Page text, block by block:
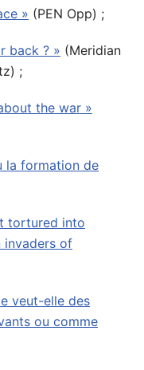
» (PEN Opp) ;
back ? » (Meridian
;
the war »
la formation de
tortured into
invaders of
veut-elle des
ou comme